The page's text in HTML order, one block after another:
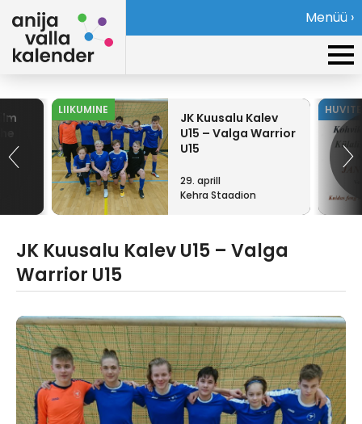
Menüü ›
LIIKUMINE
JK Kuusalu Kalev
U15 – Valga Warrior
U15
29. aprill
Kehra Staadion
JK Kuusalu Kalev U15 – Valga
Warrior U15